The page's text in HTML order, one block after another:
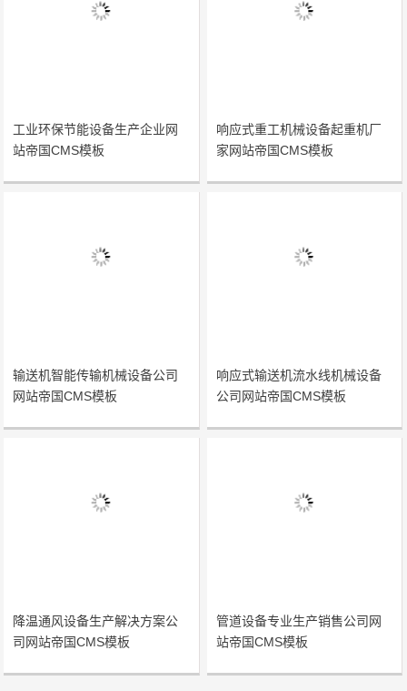
工业环保节能设备生产企业网
站帝国CMS模板
响应式重工机械设备起重机厂
家网站帝国CMS模板
输送机智能传输机械设备公司
网站帝国CMS模板
响应式输送机流水线机械设备
公司网站帝国CMS模板
降温通风设备生产解决方案公
司网站帝国CMS模板
管道设备专业生产销售公司网
站帝国CMS模板